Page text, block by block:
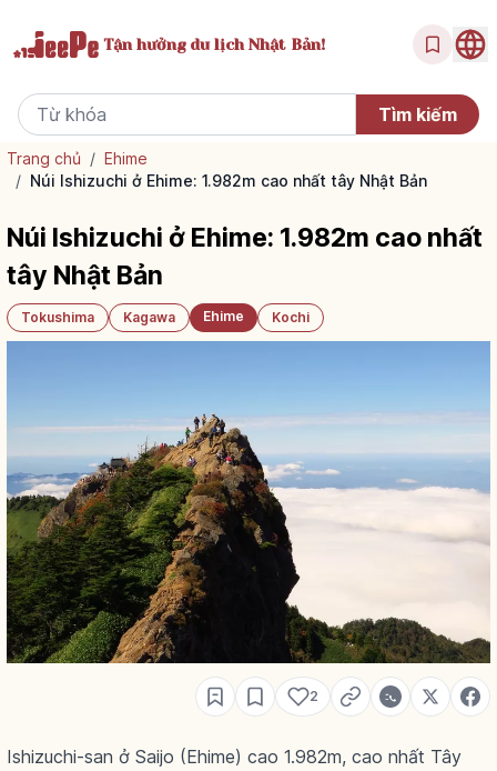
Tận hưởngdu lịch Nhật Bản!
Trang chủ / Ehime
/ Núi Ishizuchi ở Ehime: 1.982m cao nhất tây Nhật Bản
Núi Ishizuchi ở Ehime: 1.982m cao nhất
tây Nhật Bản
Tokushima Kagawa Ehime Kochi
2
Ishizuchi-san ở Saijo (Ehime) cao 1.982m, cao nhất Tây